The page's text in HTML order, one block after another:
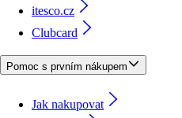
itesco.cz
Clubcard
Pomoc s prvním nákupem
Jak nakupovat